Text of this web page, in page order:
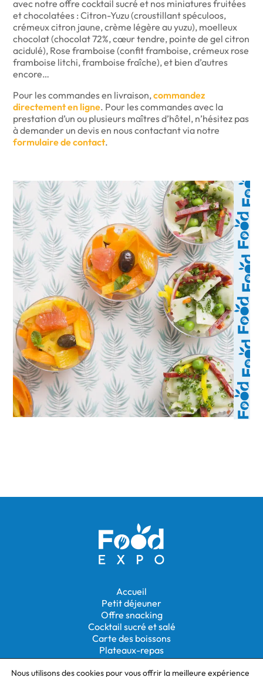
avec notre offre cocktail sucré et nos miniatures fruitées
et chocolatées : Citron-Yuzu (croustillant spéculoos,
crémeux citron jaune, crème légère au yuzu), moelleux
chocolat (chocolat 72%, cœur tendre, pointe de gel citron
acidulé), Rose framboise (confit framboise, crémeux rose
framboise litchi, framboise fraîche), et bien d’autres
encore…
Pour les commandes en livraison,commandez
directement en ligne. Pour les commandes avec la
prestation d’un ou plusieurs maîtres d’hôtel, n’hésitez pas
à demander un devis en nous contactant via notre
formulaire de contact.
Accueil
Petit déjeuner
Offre snacking
Cocktail sucré et salé
Carte des boissons
Plateaux-repas
Location de matériel
Personnel et extras
Nous utilisons des cookies pour vous offrir la meilleure expérience